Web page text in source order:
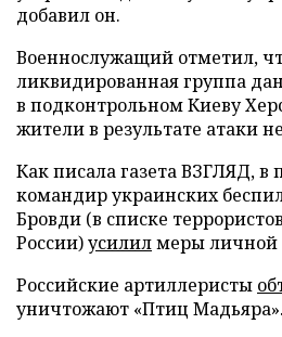
добавил он.
Военнослужащий отметил,
ликвидированная группа
в подконтрольном Киеву
жители в результате атаки
Как писала газета ВЗГЛЯД,
командир украинских
Бровди (в списке
России)усилилмеры личной
Российские артиллеристы
уничтожают «Птиц Мадьяра».